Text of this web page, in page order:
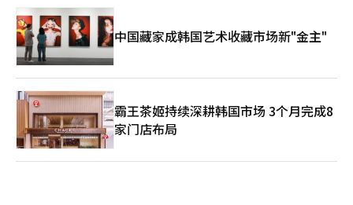
中国藏家成韩国艺术收藏市场新"金主"
霸王茶姬持续深耕韩国市场 3个月完成8
家门店布局